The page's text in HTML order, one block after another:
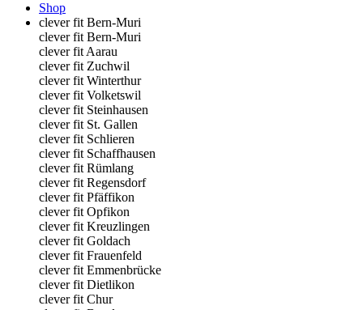
Shop
clever fit Bern-Muri
clever fit Bern-Muri
clever fit Aarau
clever fit Zuchwil
clever fit Winterthur
clever fit Volketswil
clever fit Steinhausen
clever fit St. Gallen
clever fit Schlieren
clever fit Schaffhausen
clever fit Rümlang
clever fit Regensdorf
clever fit Pfäffikon
clever fit Opfikon
clever fit Kreuzlingen
clever fit Goldach
clever fit Frauenfeld
clever fit Emmenbrücke
clever fit Dietlikon
clever fit Chur